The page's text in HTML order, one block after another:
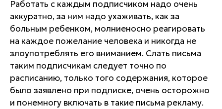
Работать с каждым подписчиком надо очень
аккуратно, за ним надо ухаживать, как за
больным ребенком, молниеносно реагировать
на каждое пожелание человека и никогда не
злоупотреблять его вниманием. Слать письма
таким подписчикам следует точно по
расписанию, только того содержания, которое
было заявлено при подписке, очень осторожно
и понемногу включать в такие письма рекламу.